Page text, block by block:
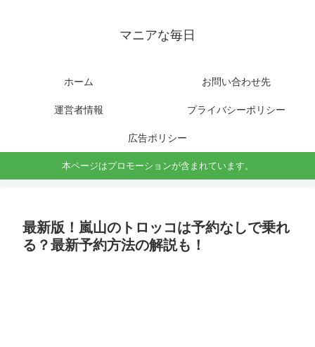
マニアな毎日
ホーム お問い合わせ先
運営者情報 プライバシーポリシー
広告ポリシー
本ページはプロモーションが含まれています。
最新版！嵐山のトロッコは予約なしで乗れ
る？最新予約方法の解説も！